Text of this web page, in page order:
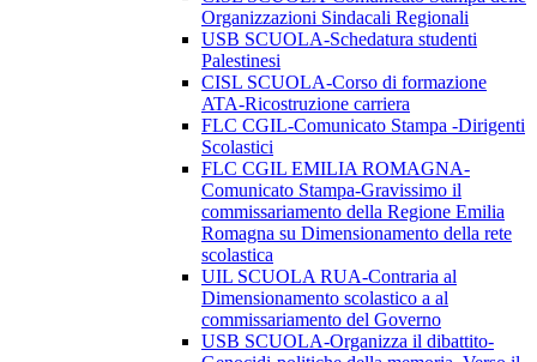
Organizzazioni Sindacali Regionali
USB SCUOLA-Schedatura studenti
Palestinesi
CISL SCUOLA-Corso di formazione
ATA-Ricostruzione carriera
FLC CGIL-Comunicato Stampa -Dirigenti
Scolastici
FLC CGIL EMILIA ROMAGNA-
Comunicato Stampa-Gravissimo il
commissariamento della Regione Emilia
Romagna su Dimensionamento della rete
scolastica
UIL SCUOLA RUA-Contraria al
Dimensionamento scolastico a al
commissariamento del Governo
USB SCUOLA-Organizza il dibattito-